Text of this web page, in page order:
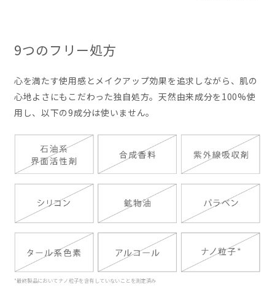
9つのフリー処方
心を満たす使用感とメイクアップ効果を追求しながら、肌の
心地よさにもこだわった独自処方。天然由来成分を100%使
用し、以下の9成分は使いません。
*最終製品においてナノ粒子を含有していないことを測定済み